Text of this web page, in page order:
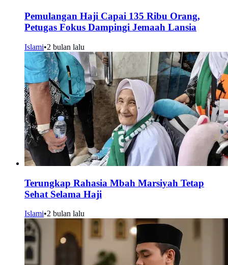
Pemulangan Haji Capai 135 Ribu Orang,
Petugas Fokus Dampingi Jemaah Lansia
Islami•2 bulan lalu
Terungkap Rahasia Mbah Marsiyah Tetap
Sehat Selama Haji
Islami•2 bulan lalu